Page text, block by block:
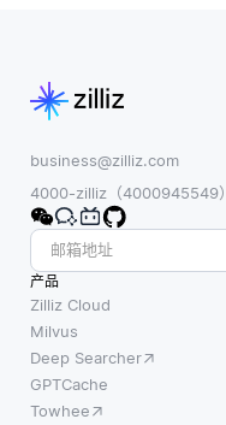
business@zilliz.com
4000-zilliz（4000945549）
产品
Zilliz Cloud
Milvus
Deep Searcher
GPTCache
Towhee